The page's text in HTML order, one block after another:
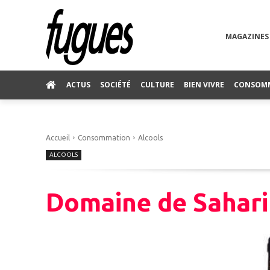
MAGAZINES
ACTUS SOCIÉTÉ CULTURE BIEN VIVRE
Accueil Consommation Alcools
ALCOOLS
Domaine de